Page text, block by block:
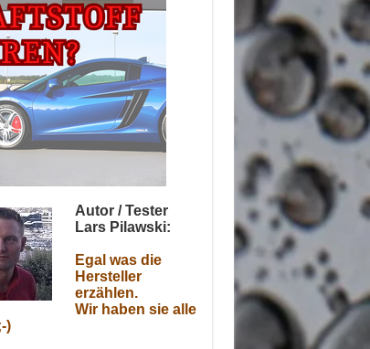
Autor / Tester
Lars Pilawski:
Egal was die
Hersteller
erzählen.
Wir haben sie alle
)